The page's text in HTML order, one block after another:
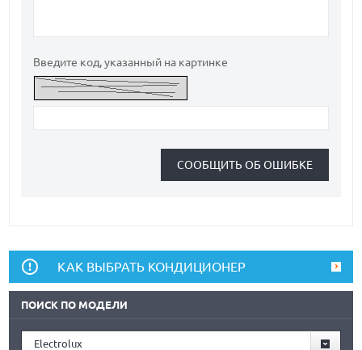
Введите код, указанный на картинке
КАК ВЫБРАТЬ КОНДИЦИОНЕР
ПОИСК ПО МОДЕЛИ
Electrolux